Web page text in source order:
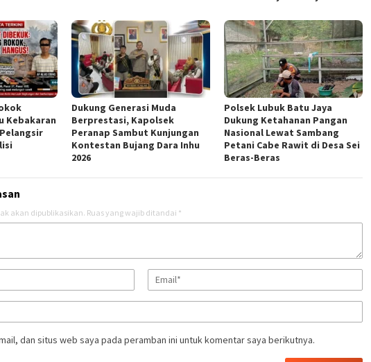
Kebakaran
Dukung Generasi Muda
Berprestasi, Kapolsek
Peranap Sambut Kunjungan
Kontestan Bujang Dara Inhu
2026
Polsek Lubuk Batu Jaya
Dukung Ketahanan Pangan
Nasional Lewat Sambang
Petani Cabe Rawit di Desa Sei
Beras-Beras
akan dipublikasikan. Ruas yang wajib ditandai *
dan situs web saya pada peramban ini untuk komentar saya berikutnya.